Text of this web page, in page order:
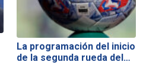
La programación del inicio
de la segunda rueda del…